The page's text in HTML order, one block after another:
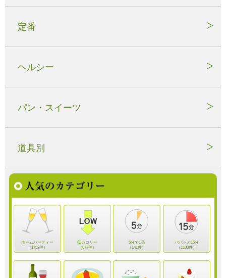
定番
ヘルシー
パン・スイーツ
道具別
ホームパーティー
（1752件）
低カロリー
（677件）
5分で1品
（141件）
パパッと15分
（1100件）